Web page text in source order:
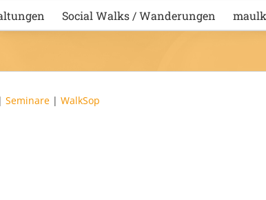
Social Walks / Wanderungen
| Seminare | WalkSop